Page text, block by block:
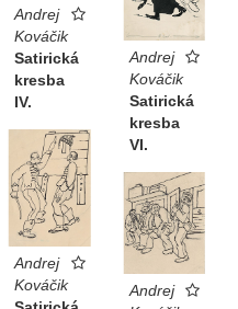
Andrej
Kováčik
Satirická
kresba
IV.
Andrej
Kováčik
Satirická
kresba
VI.
Andrej
Kováčik
Andrej